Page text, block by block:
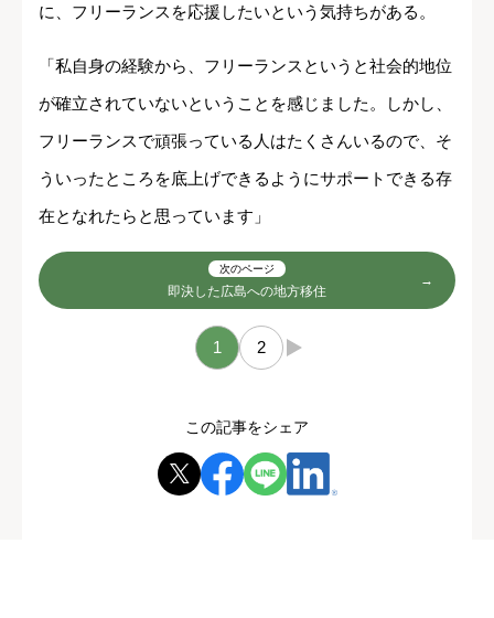
に、フリーランスを応援したいという気持ちがある。
「私自身の経験から、フリーランスというと社会的地位
が確立されていないということを感じました。しかし、
フリーランスで頑張っている人はたくさんいるので、そ
ういったところを底上げできるようにサポートできる存
在となれたらと思っています」
次のページ
即決した広島への地方移住
1 2 →
この記事をシェア